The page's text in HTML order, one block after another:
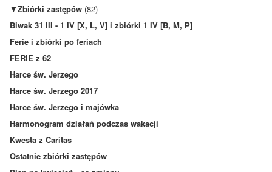
▼Zbiórki zastępów (82)
Biwak 31 III - 1 IV [X, L, V] i zbiórki 1 IV [B, M, P]
Ferie i zbiórki po feriach
FERIE z 62
Harce św. Jerzego
Harce św. Jerzego 2017
Harce św. Jerzego i majówka
Harmonogram działań podczas wakacji
Kwesta z Caritas
Ostatnie zbiórki zastępów